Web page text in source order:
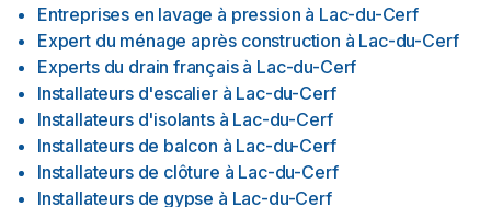
Entreprises en lavage à pression à Lac-du-Cerf
Expert du ménage après construction à Lac-du-Cerf
Experts du drain français à Lac-du-Cerf
Installateurs d'escalier à Lac-du-Cerf
Installateurs d'isolants à Lac-du-Cerf
Installateurs de balcon à Lac-du-Cerf
Installateurs de clôture à Lac-du-Cerf
Installateurs de gypse à Lac-du-Cerf